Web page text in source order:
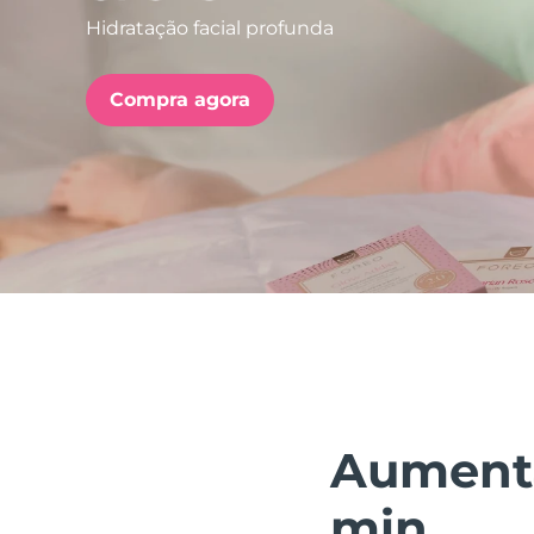
Hidratação facial profunda
Compra agora
issa™ Teeth Whitening Set
FAQ™ Dual LED Panel
POPULAR